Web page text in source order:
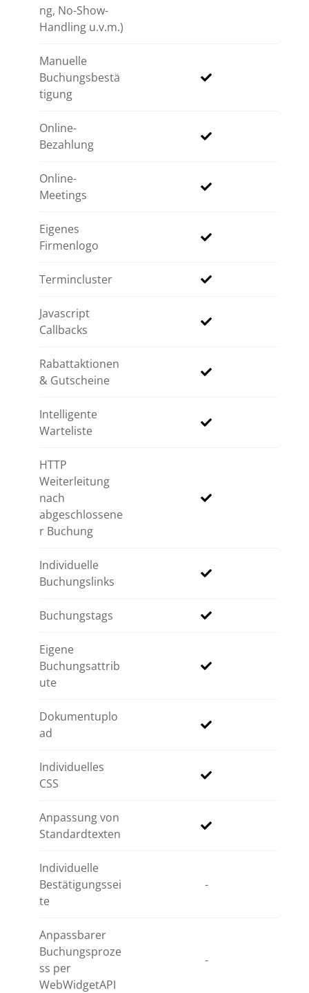
ng, No-Show-
Handling u.v.m.)
Manuelle
Buchungsbestä
tigung
Online-
Bezahlung
Online-
Meetings
Eigenes
Firmenlogo
Termincluster
Javascript
Callbacks
Rabattaktionen
& Gutscheine
Intelligente
Warteliste
HTTP
Weiterleitung
nach
abgeschlossene
r Buchung
Individuelle
Buchungslinks
Buchungstags
Eigene
Buchungsattrib
ute
Dokumentuplo
ad
Individuelles
CSS
Anpassung von
Standardtexten
Individuelle
Bestätigungssei
te
-
Anpassbarer
Buchungsproze
ss per
WebWidgetAPI
-